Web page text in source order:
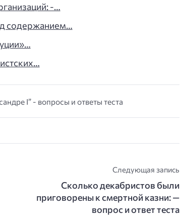
-…
содержанием…
I” - вопросы и ответы теста
Следующая запись
Сколько декабристов были
приговорены к смертной казни: —
вопрос и ответ теста